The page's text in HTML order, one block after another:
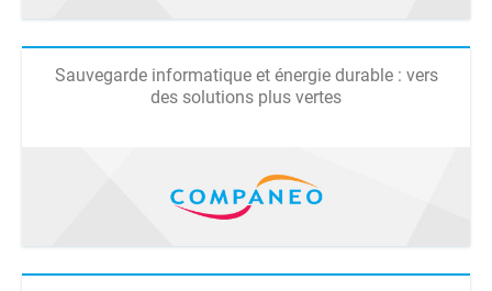
Sauvegarde informatique et énergie durable : vers
des solutions plus vertes